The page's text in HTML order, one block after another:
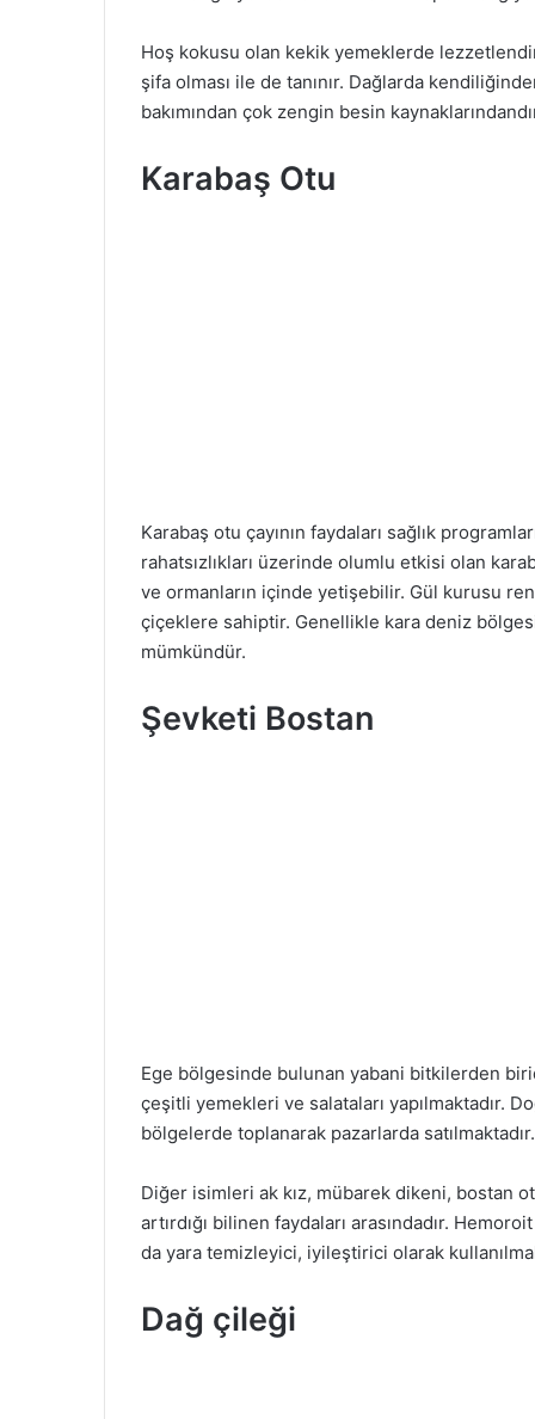
Hoş kokusu olan kekik yemeklerde
şifa olması ile de tanınır. Dağlarda
bakımından çok zengin besin
Karabaş Otu
Karabaş otu çayının faydaları sağlık
rahatsızlıkları üzerinde olumlu etkisi olan
ve ormanların içinde yetişebilir. Gül kurusu
çiçeklere sahiptir. Genellikle kara deniz
mümkündür.
Şevketi Bostan
Ege bölgesinde bulunan yabani bitkilerden
çeşitli yemekleri ve salataları yapılmaktadır.
bölgelerde toplanarak pazarlarda satılmaktadır.
Diğer isimleri ak kız, mübarek dikeni, bostan
artırdığı bilinen faydaları arasındadır.
da yara temizleyici, iyileştirici olarak
Dağ çileği